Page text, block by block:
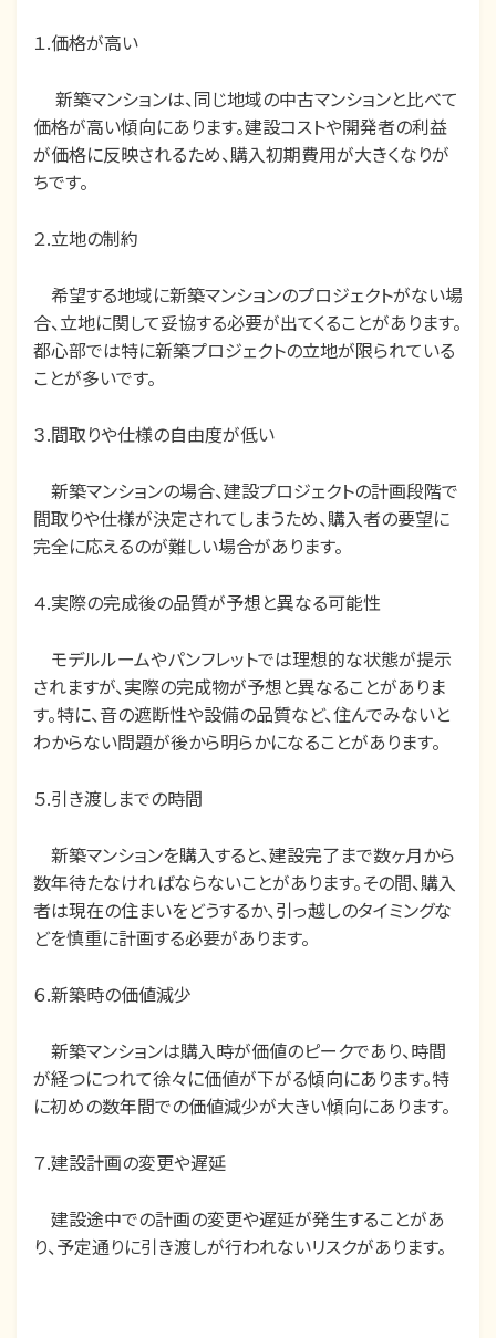
１.価格が高い
新築マンションは、同じ地域の中古マンションと比べて
価格が高い傾向にあります。建設コストや開発者の利益
が価格に反映されるため、購入初期費用が大きくなりが
ちです。
２.立地の制約
希望する地域に新築マンションのプロジェクトがない場
合、立地に関して妥協する必要が出てくることがあります。
都心部では特に新築プロジェクトの立地が限られている
ことが多いです。
３.間取りや仕様の自由度が低い
新築マンションの場合、建設プロジェクトの計画段階で
間取りや仕様が決定されてしまうため、購入者の要望に
完全に応えるのが難しい場合があります。
４.実際の完成後の品質が予想と異なる可能性
モデルルームやパンフレットでは理想的な状態が提示
されますが、実際の完成物が予想と異なることがありま
す。特に、音の遮断性や設備の品質など、住んでみないと
わからない問題が後から明らかになることがあります。
５.引き渡しまでの時間
新築マンションを購入すると、建設完了まで数ヶ月から
数年待たなければならないことがあります。その間、購入
者は現在の住まいをどうするか、引っ越しのタイミングな
どを慎重に計画する必要があります。
６.新築時の価値減少
新築マンションは購入時が価値のピークであり、時間
が経つにつれて徐々に価値が下がる傾向にあります。特
に初めの数年間での価値減少が大きい傾向にあります。
７.建設計画の変更や遅延
建設途中での計画の変更や遅延が発生することがあ
り、予定通りに引き渡しが行われないリスクがあります。